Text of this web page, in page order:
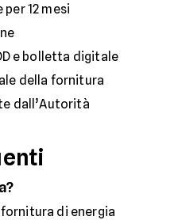
12 mesi
e bolletta digitale
della fornitura
dall’Autorità
di energia